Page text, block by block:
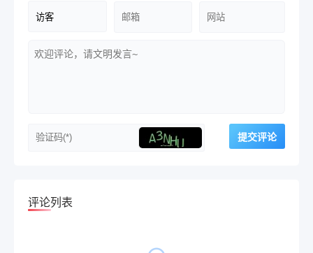
评论列表